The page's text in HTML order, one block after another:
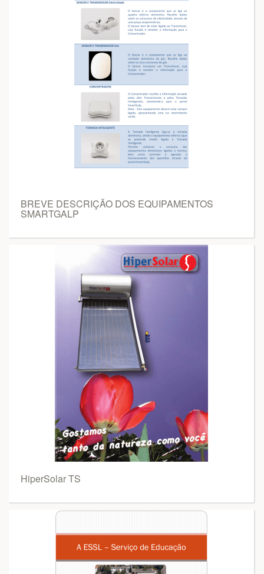
BREVE DESCRIÇÃO DOS EQUIPAMENTOS
SMARTGALP
HiperSolar TS